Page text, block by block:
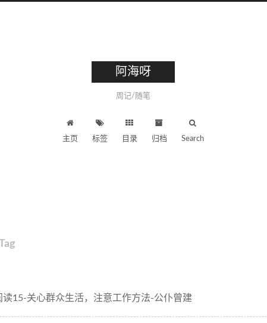
阿海呀
周记/随笔
主页 标签 目录 归档 Search
读15-关心群众生活，注意工作方法-公仆曾建